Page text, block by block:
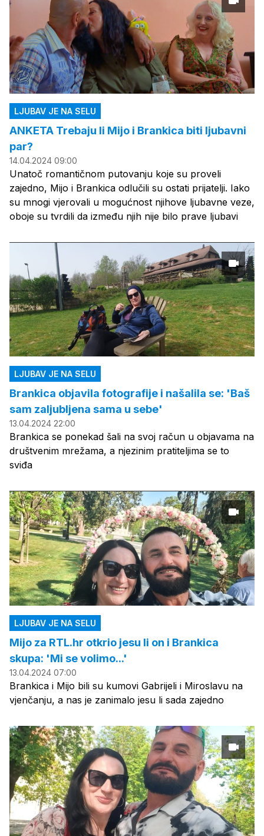
LJUBAV JE NA SELU
ANKETA Trebaju li Mijo i Brankica biti ljubavni
par?
14.04.2024 09:00
Unatoč romantičnom putovanju koje su proveli
zajedno, Mijo i Brankica odlučili su ostati prijatelji. Iako
su mnogi vjerovali u mogućnost njihove ljubavne veze,
oboje su tvrdili da između njih nije bilo prave ljubavi
LJUBAV JE NA SELU
Brankica objavila fotografije i našalila se: 'Baš
sam zaljubljena sama u sebe'
13.04.2024 22:00
Brankica se ponekad šali na svoj račun u objavama na
društvenim mrežama, a njezinim pratiteljima se to
sviđa
LJUBAV JE NA SELU
Mijo za RTL.hr otkrio jesu li on i Brankica
skupa: 'Mi se volimo...'
13.04.2024 07:00
Brankica i Mijo bili su kumovi Gabrijeli i Miroslavu na
vjenčanju, a nas je zanimalo jesu li sada zajedno